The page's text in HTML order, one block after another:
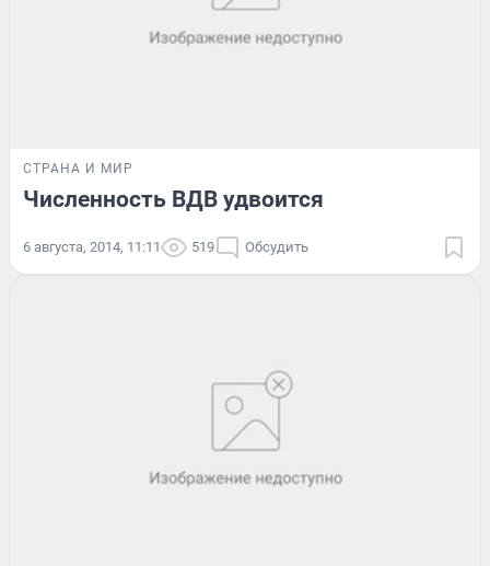
СТРАНА И МИР
Численность ВДВ удвоится
6 августа, 2014, 11:11 519 Обсудить